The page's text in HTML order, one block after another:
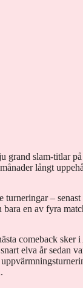
grand slam-titlar
långt
turneringar –
bara en av fyra
comeback
elva år sedan